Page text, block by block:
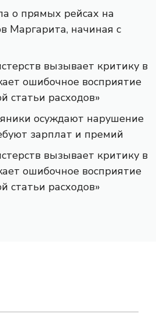
о прямых рейсах на
Маргарита, начиная с
вызывает критику в
ошибочное восприятие
статьи расходов»
осуждают нарушение
зарплат и премий
вызывает критику в
ошибочное восприятие
статьи расходов»